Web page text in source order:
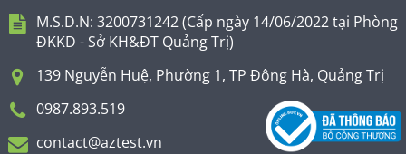
M.S.D.N: 3200731242 (Cấp ngày 14/06/2022 tại Phòng
ĐKKD - Sở KH&ĐT Quảng Trị)
139 Nguyễn Huệ, Phường 1, TP Đông Hà, Quảng Trị
0987.893.519
contact@aztest.vn